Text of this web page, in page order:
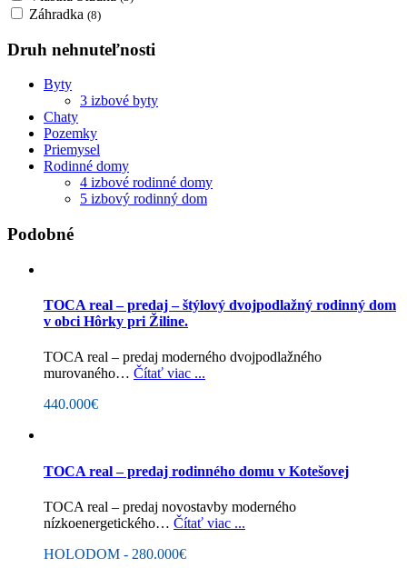
Záhradka (8)
Druh nehnuteľnosti
Byty
3 izbové byty
Chaty
Pozemky
Priemysel
Rodinné domy
4 izbové rodinné domy
5 izbový rodinný dom
Podobné
TOCA real – predaj – štýlový dvojpodlažný rodinný dom
v obci Hôrky pri Žiline.
TOCA real – predaj moderného dvojpodlažného
murovaného… Čítať viac ...
440.000€
TOCA real – predaj rodinného domu v Kotešovej
TOCA real – predaj novostavby moderného
nízkoenergetického… Čítať viac ...
HOLODOM - 280.000€